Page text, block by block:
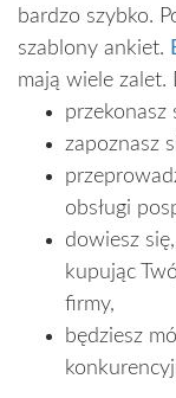
bardzo szybko.
szablony ankiet.
mają wiele zalet.
przekonasz
zapoznasz
obsługi
dowiesz
kupując
firmy,
będziesz